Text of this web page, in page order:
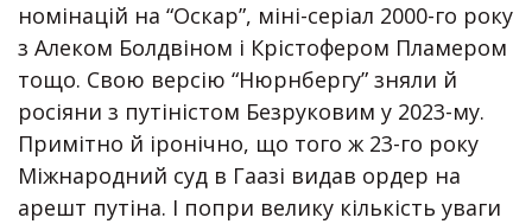
номінацій на “Оскар”, міні-серіал 2000-го року
з Алеком Болдвіном і Крістофером Пламером
тощо. Свою версію “Нюрнбергу” зняли й
росіяни з путіністом Безруковим у 2023-му.
Примітно й іронічно, що того ж 23-го року
Міжнародний суд в Гаазі видав ордер на
арешт путіна. І попри велику кількість уваги